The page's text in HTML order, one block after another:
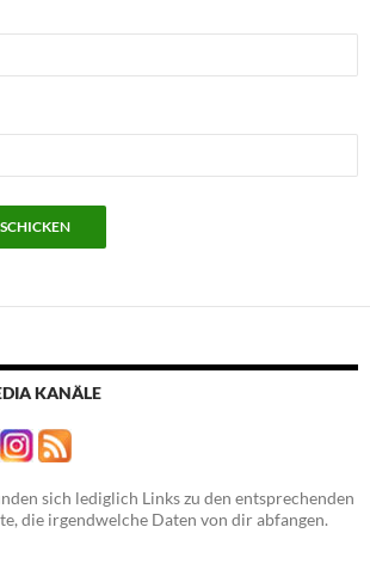
KANÄLE
sich lediglich Links zu den entsprechenden
die irgendwelche Daten von dir abfangen.